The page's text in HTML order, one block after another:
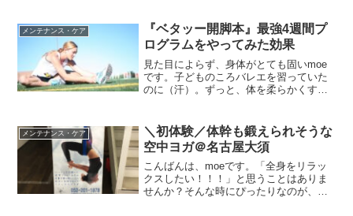
た。⇒【お灸の効果】久しぶりにぐっす
り睡眠でスッキリ目覚...
メンテナンス・ケア
『ベタッー開脚本』最強4週間プ
ログラムをやってみた効果
見た目によらず、身体がとても固いmoe
です。子どものころバレエを習っていた
のに（汗）。ずっと、体を柔らかくする
いたのでいいかなと思い、ずっと固いま
までした。でも、体が柔...
メンテナンス・ケア
＼初体験／体幹も鍛えられそうな
空中ヨガ＠名古屋大須
こんばんは、moeです。「全身をリラッ
クスしたい！！！」と思うことはありま
せんか？そんな時にぴったりなのが、エ